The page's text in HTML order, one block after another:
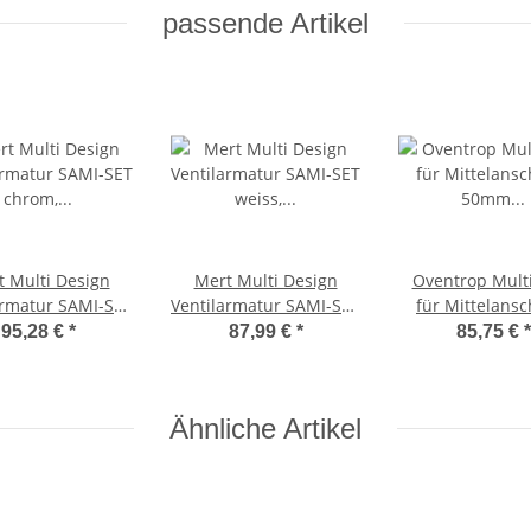
passende Artikel
Multi Design
SAMI-SET
Ventilhahnblock
95,28 € *
Mert Multi Design
Ventilarmatur SAMI-SET
weiss, Ventilhahnblock
87,99 € *
Oventrop
für
50mm
85,75 € *
Ähnliche Artikel